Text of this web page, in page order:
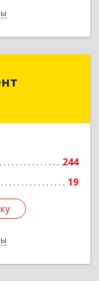
244
19
ул. Афросиаб,